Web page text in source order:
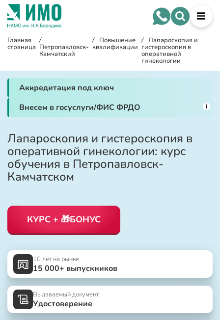
Главная
страница
/
Петропавловск-
Камчатский
/ Повышение
квалификации
/ Лапароскопия и
гистероскопия в
оперативной
гинекологии
Аккредитация под ключ
Внесем в госуслуги/ФИС ФРДО
i
Лапароскопия и гистероскопия в
оперативной гинекологии: курс
обучения в Петропавловск-
Камчатском
КУРС + 🎁БОНУС
10 лет на рынке
15 000+ выпускников
Выдаваемый документ
Удостоверение